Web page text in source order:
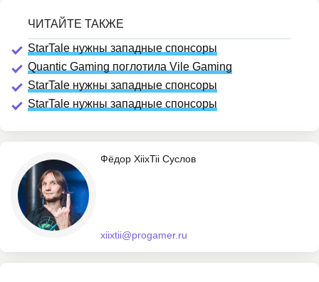
StarTale нужны западные спонсоры
Quantic Gaming поглотила Vile Gaming
StarTale нужны западные спонсоры
StarTale нужны западные спонсоры
Фёдор XiixTii Суслов
xiixtii@progamer.ru